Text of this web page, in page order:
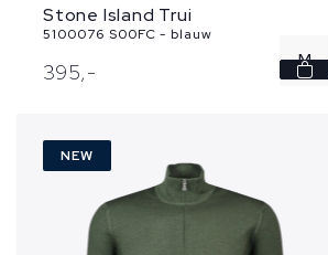
Stone Island Trui
5100076 S00FC - blauw
395,- M
NEW